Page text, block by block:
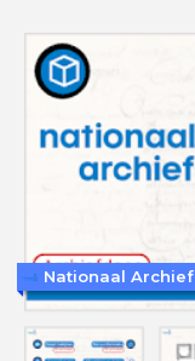
Nationaal Archief